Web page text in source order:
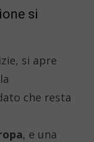
si
si apre
che resta
, e una